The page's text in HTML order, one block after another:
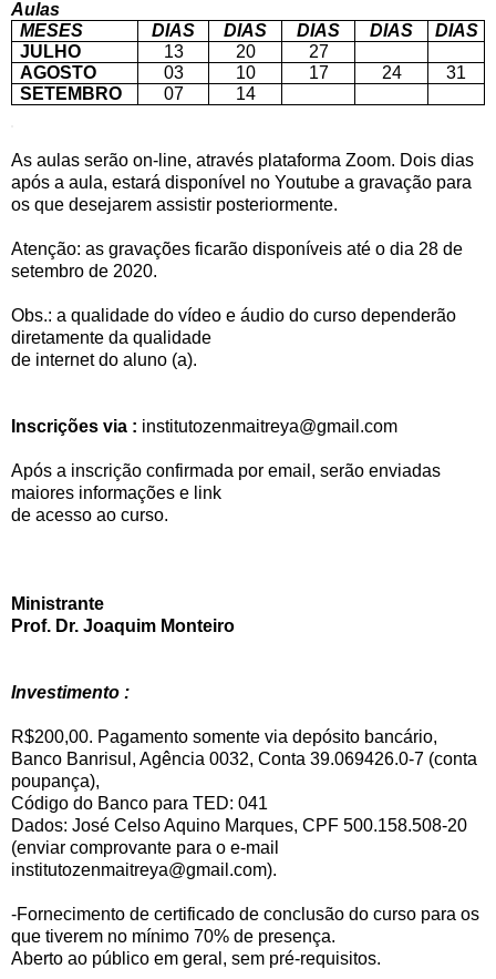
Aulas
MESES
DIAS DIAS DIAS DIAS
DIAS
JULHO
13 20
27
AGOSTO
03 10 17 24
31
SETEMBRO
07 14
As aulas serão on-line, através plataforma Zoom. Dois dias
após a aula, estará disponível no Youtube a gravação para
os que desejarem assistir posteriormente.
Atenção: as gravações ficarão disponíveis até o dia 28 de
setembro de 2020.
Obs.: a qualidade do vídeo e áudio do curso dependerão
diretamente da qualidade
de internet do aluno (a).
Inscrições via : institutozenmaitreya@gmail.com
Após a inscrição confirmada por email, serão enviadas
maiores informações e link
de acesso ao curso.
Ministrante
Prof. Dr. Joaquim Monteiro
Investimento :
R$200,00. Pagamento somente via depósito bancário,
Banco Banrisul, Agência 0032, Conta 39.069426.0-7 (conta
poupança),
Código do Banco para TED: 041
Dados: José Celso Aquino Marques, CPF 500.158.508-20
(enviar comprovante para o e-mail
institutozenmaitreya@gmail.com).
-Fornecimento de certificado de conclusão do curso para os
que tiverem no mínimo 70% de presença.
Aberto ao público em geral, sem pré-requisitos.